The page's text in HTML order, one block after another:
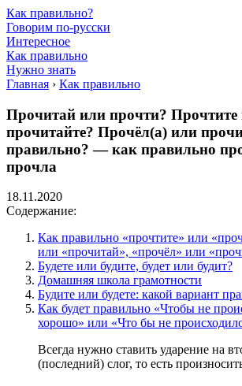
Как правильно?
Говорим по-русски
Интересное
Как правильно
Нужно знать
Главная › Как правильно
Прочитай или прочти? Прочтите
прочитайте? Прочёл(а) или
правильно? — как правильно
прочла
18.11.2020
Содержание:
Как правильно «прочтите» или
или «прочитай», «прочёл» или
Будете или будите, будет или будит?
Домашняя школа грамотности
Будите или будете: какой вариант
Как будет правильно «Чтобы не
хорошо» или «Что бы не
Всегда нужно ставить ударение на
(последний) слог, то есть